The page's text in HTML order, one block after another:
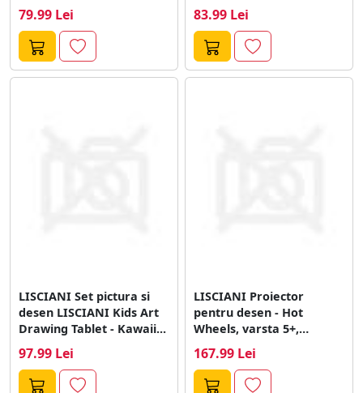
79.99 Lei 83.99 Lei
LISCIANI Set pictura si
desen LISCIANI Kids Art
Drawing Tablet - Kawaii...
97.99 Lei
LISCIANI Proiector
pentru desen - Hot
Wheels, varsta 5+,
167.99 Lei